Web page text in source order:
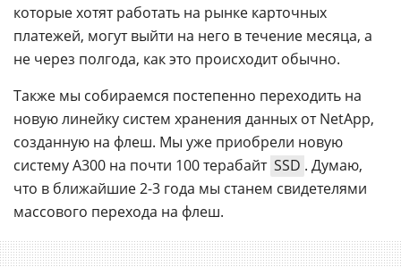
которые хотят работать на рынке карточных
платежей, могут выйти на него в течение месяца, а
не через полгода, как это происходит обычно.
Также мы собираемся постепенно переходить на
новую линейку систем хранения данных от NetApp,
созданную на флеш. Мы уже приобрели новую
систему А300 на почти 100 терабайт SSD . Думаю,
что в ближайшие 2-3 года мы станем свидетелями
массового перехода на флеш.